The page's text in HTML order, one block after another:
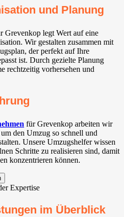
und Planung
Grevenkop legt Wert auf eine
Wir gestalten zusammen mit
der perfekt auf Ihre
ist. Durch gezielte Planung
rechtzeitig vorhersehen und
für Grevenkop arbeiten wir
den Umzug so schnell und
Unsere Umzugshelfer wissen
Schritte zu realisieren sind, damit
konzentrieren können.
im Überblick